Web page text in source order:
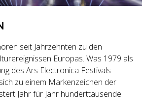
seit Jahrzehnten zu den
Europas. Was 1979 als
des Ars Electronica Festivals
zu einem Markenzeichen der
Jahr für Jahr hunderttausende